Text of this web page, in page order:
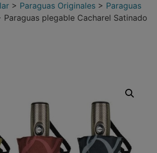
> Paraguas Originales > Paraguas
Paraguas plegable Cacharel Satinado